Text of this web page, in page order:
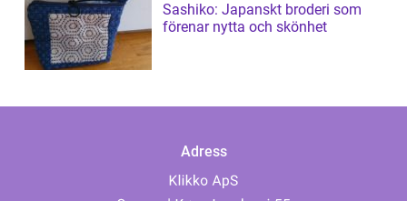
Sashiko: Japanskt broderi som
förenar nytta och skönhet
Adress